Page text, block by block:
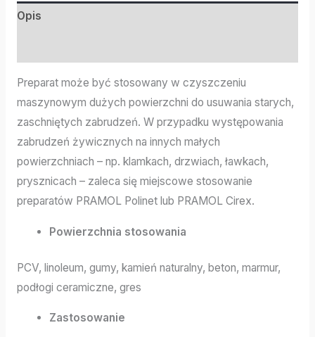
Opis
Preparat może być stosowany w czyszczeniu
maszynowym dużych powierzchni do usuwania starych,
zaschniętych zabrudzeń. W przypadku występowania
zabrudzeń żywicznych na innych małych
powierzchniach – np. klamkach, drzwiach, ławkach,
prysznicach – zaleca się miejscowe stosowanie
preparatów PRAMOL Polinet lub PRAMOL Cirex.
Powierzchnia stosowania
PCV, linoleum, gumy, kamień naturalny, beton, marmur,
podłogi ceramiczne, gres
Zastosowanie